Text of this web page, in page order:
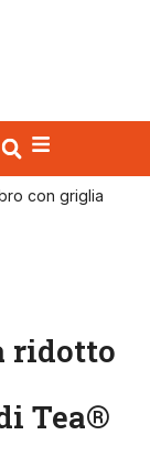
con griglia
ridotto
Tea®